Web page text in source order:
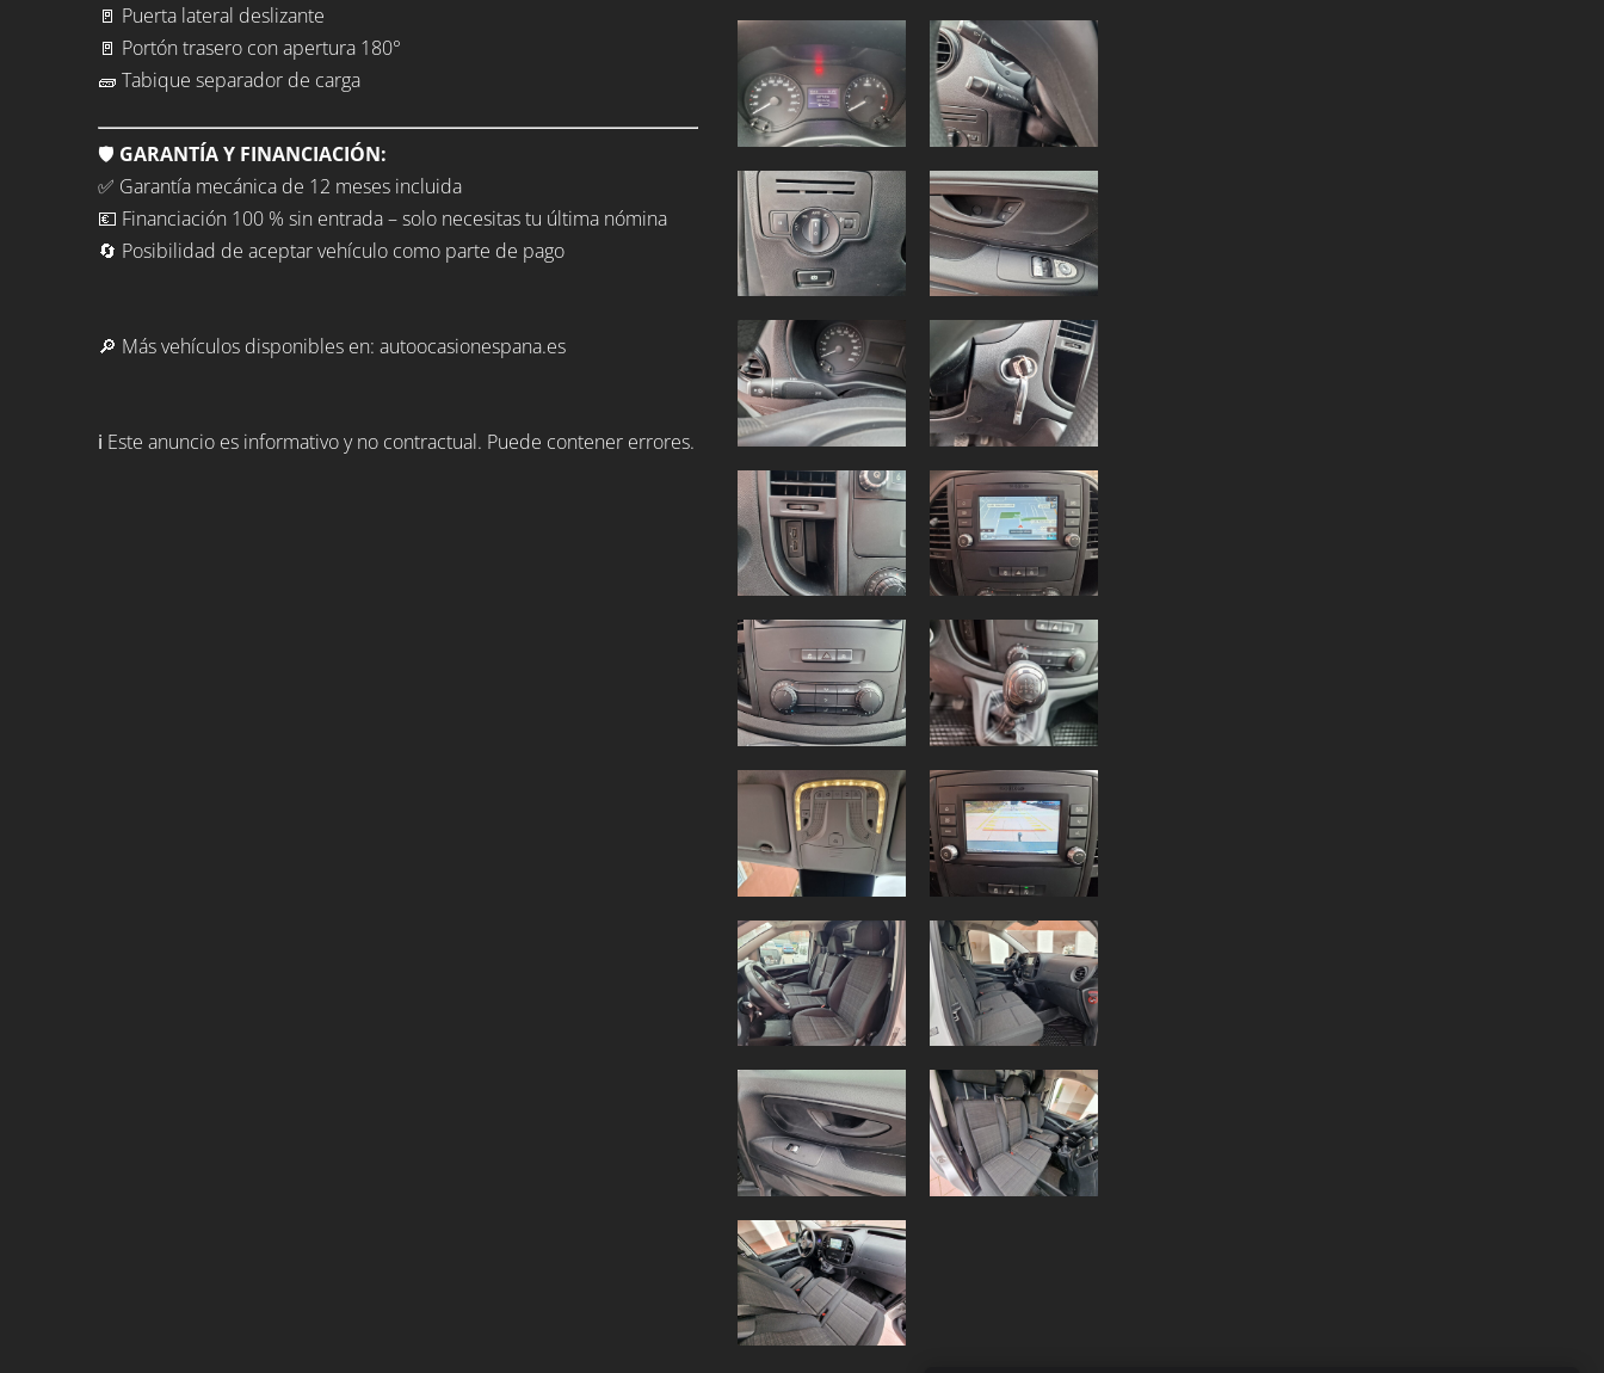
🚪 Puerta lateral deslizante
🚪 Portón trasero con apertura 180°
🧱 Tabique separador de carga
🛡️ GARANTÍA Y FINANCIACIÓN:
✅ Garantía mecánica de 12 meses incluida
💶 Financiación 100 % sin entrada – solo necesitas tu última nómina
🔄 Posibilidad de aceptar vehículo como parte de pago
🔎 Más vehículos disponibles en: autoocasionespana.es
ℹ️ Este anuncio es informativo y no contractual. Puede contener errores.